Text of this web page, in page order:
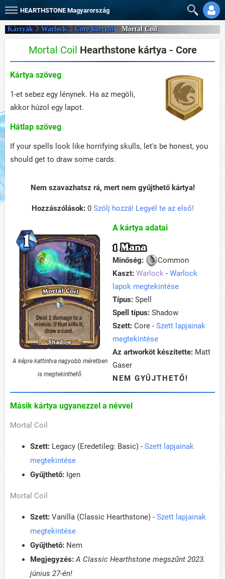
HEARTHSTONE Magyarország
Kártyák Warlock Core kártyái Mortal Coil
Mortal Coil Hearthstone kártya - Core
Kártya szöveg
1-et sebez egy lénynek. Ha az megöli,
akkor húzol egy lapot.
Hátlap szöveg
If your spells look like horrifying skulls, let's be honest, you
should get to draw some cards.
Nem szavazhatsz rá, mert nem gyűjthető kártya!
Hozzászólások:0 Szólj hozzá! Legyél te az első!
A képre kattintva nagyobb méretben
is megtekinthető.
A kártya adatai
1 Mana
Minőség:
Common
Kaszt: Warlock - Warlock
lapok megtekintése
Típus: Spell
Spell típus: Shadow
Szett: Core - Szett lapjainak
megtekintése
Az artworköt készítette: Matt
Gaser
NEM GYŰJTHETŐ!
Másik kártya ugyanezzel a névvel
Mortal Coil
Szett: Legacy (Eredetileg: Basic) - Szett lapjainak
megtekintése
Gyűjthető: Igen
Mortal Coil
Szett: Vanilla (Classic Hearthstone) - Szett lapjainak
megtekintése
Gyűjthető: Nem
Megjegyzés: A Classic Hearthstone megszűnt 2023.
június 27-én!